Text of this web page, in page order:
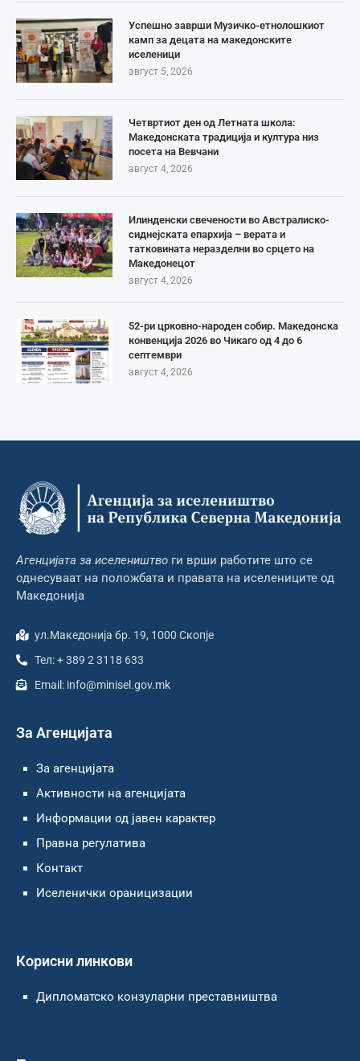
Успешно заврши Музичко-етнолошкиот
камп за децата на македонските
иселеници
август 5, 2026
Четвртиот ден од Летната школа:
Македонската традиција и култура низ
посета на Вевчани
август 4, 2026
Илинденски свечености во Австралиско-
сиднејската епархија – верата и
татковината неразделни во срцето на
Македонецот
август 4, 2026
52-ри црковно-народен собир. Македонска
конвенција 2026 во Чикаго од 4 до 6
септември
август 4, 2026
Агенцијата за иселеништво ги врши работите што се
однесуваат на положбата и правата на иселениците од
Македонија
ул.Македонија бр. 19, 1000 Скопје
Тел: + 389 2 3118 633
Email: info@minisel.gov.mk
За Агенцијата
За агенцијата
Активности на агенцијата
Информации од јавен карактер
Правна регулатива
Контакт
Иселенички ораницизации
Корисни линкови
Дипломатско конзуларни преставништва